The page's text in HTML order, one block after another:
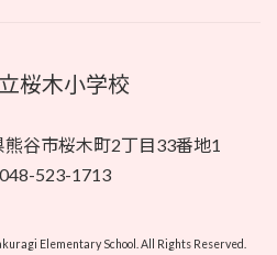
桜木小学校
谷市桜木町2丁目33番地1
523-1713
Elementary School. All Rights Reserved.